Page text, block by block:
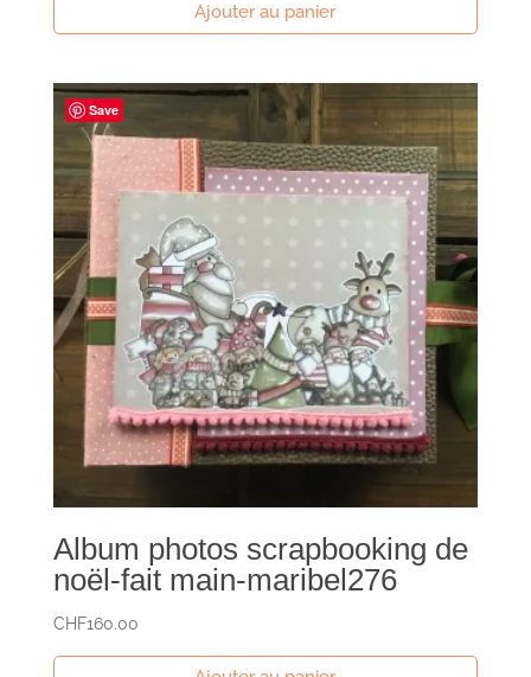
Ajouter au panier
Save
Album photos scrapbooking de
noël-fait main-maribel276
CHF160.00